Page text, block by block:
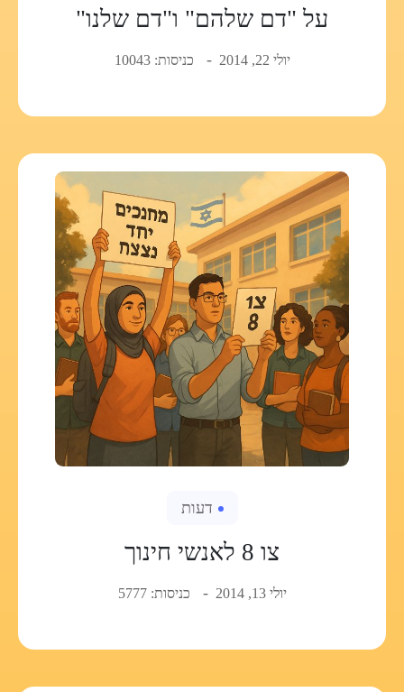
על "דם שלהם" ו"דם שלנו"
יולי 22, 2014 כניסות: 10043
דעות
צו 8 לאנשי חינוך
יולי 13, 2014 כניסות: 5777